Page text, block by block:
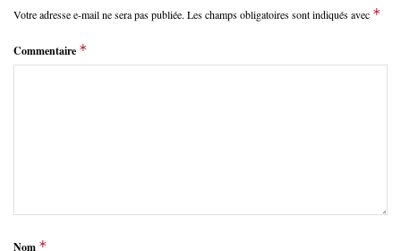
Votre adresse e-mail ne sera pas publiée. Les champs obligatoires sont indiqués avec *
Commentaire *
Nom *